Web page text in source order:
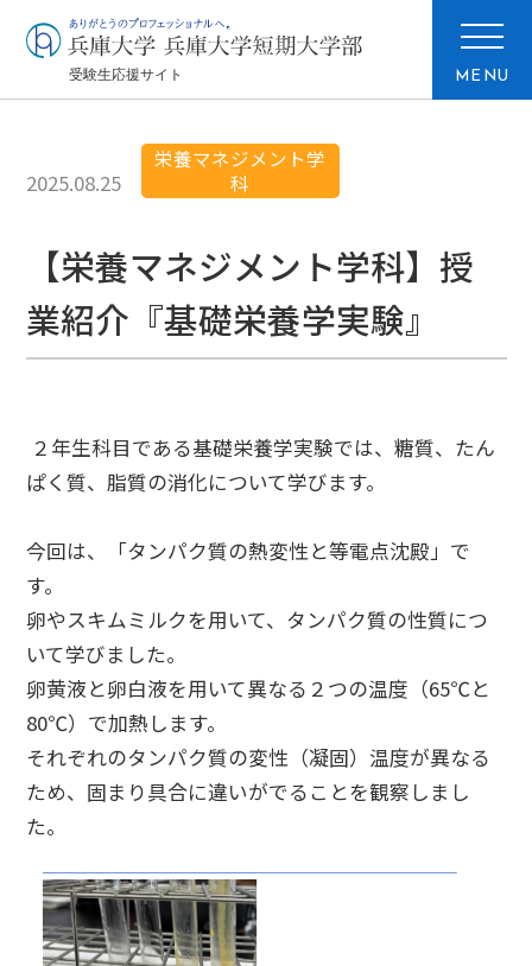
MENU
2025.08.25
栄養マネジメント学
科
【栄養マネジメント学科】授
業紹介『基礎栄養学実験』
２年生科目である基礎栄養学実験では、糖質、たん
ぱく質、脂質の消化について学びます。
今回は、「タンパク質の熱変性と等電点沈殿」で
す。
卵やスキムミルクを用いて、タンパク質の性質につ
いて学びました。
卵黄液と卵白液を用いて異なる２つの温度（65℃と
80℃）で加熱します。
それぞれのタンパク質の変性（凝固）温度が異なる
ため、固まり具合に違いがでることを観察しまし
た。